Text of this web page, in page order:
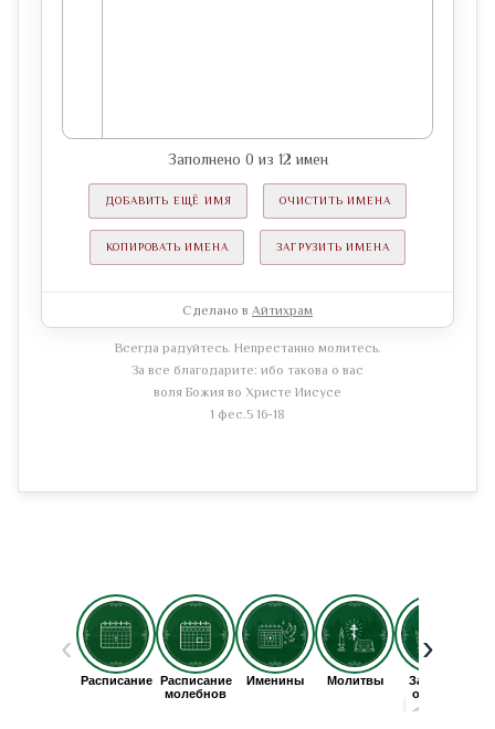
Заполнено 0 из 12 имен
ДОБАВИТЬ ЕЩЁ ИМЯ ОЧИСТИТЬ ИМЕНА
КОПИРОВАТЬ ИМЕНА ЗАГРУЗИТЬ ИМЕНА
Сделано в Айтихрам
Всегда радуйтесь. Непрестанно молитесь.
За все благодарите: ибо такова о вас
воля Божия во Христе Иисусе
1 фес.5 16-18